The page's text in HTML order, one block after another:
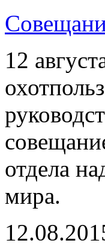
12
отдела
мира.